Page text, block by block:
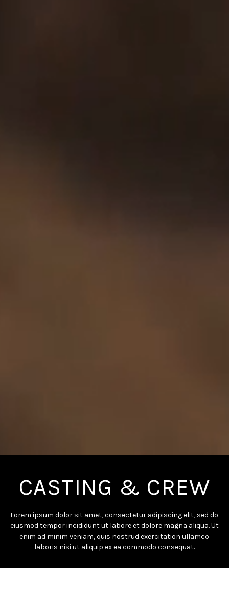
CASTING & CREW
Lorem ipsum dolor sit amet, consectetur adipiscing elit, sed do
eiusmod tempor incididunt ut labore et dolore magna aliqua. Ut
enim ad minim veniam, quis nostrud exercitation ullamco
laboris nisi ut aliquip ex ea commodo consequat.